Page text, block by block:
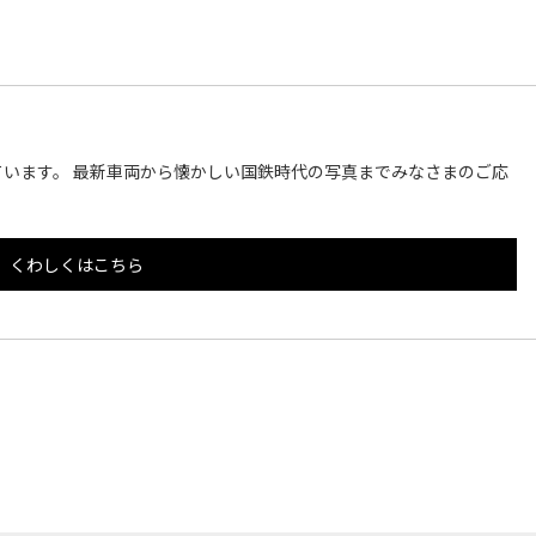
ます。 最新車両から懐かしい国鉄時代の写真までみなさまのご応
くわしくはこちら